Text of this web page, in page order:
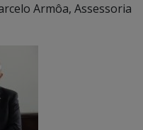
Armôa, Assessoria